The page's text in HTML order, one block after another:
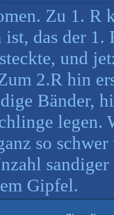
Zu 1. R
ist, das der
und
2.R hin
Bänder,
legen.
so
Gipfel.